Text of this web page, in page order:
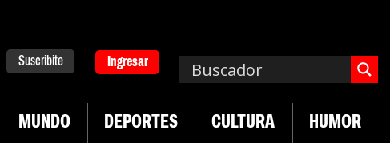
Suscribite Ingresar
MUNDO DEPORTES CULTURA HUMOR